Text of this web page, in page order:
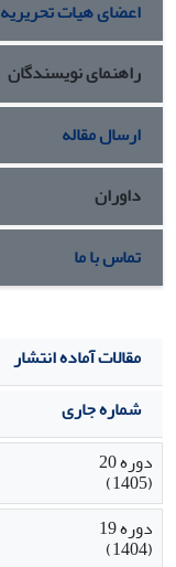
اعضای هیات تحریریه
راهنمای نویسندگان
ارسال مقاله
داوران
تماس با ما
مقالات آماده انتشار
شماره جاری
دوره 20
(1405)
دوره 19
(1404)